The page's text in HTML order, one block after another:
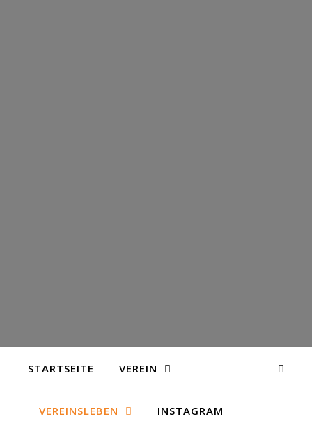
STARTSEITE VEREIN
VEREINSLEBEN INSTAGRAM